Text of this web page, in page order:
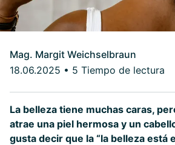
Mag. Margit Weichselbraun
18.06.2025 • 5 Tiempo de lectura
La belleza tiene muchas caras,
atrae una piel hermosa y un
gusta decir que la “la belleza está